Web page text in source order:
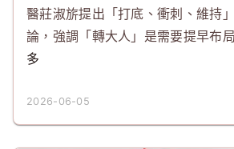
醫莊淑旂提出「打底、衝刺、維持
論，強調「轉大人」是需要提早布
多
2026-06-05